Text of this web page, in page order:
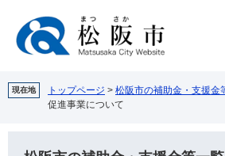
現在地 トップページ > 松阪市の補助金・支援金
促進事業について